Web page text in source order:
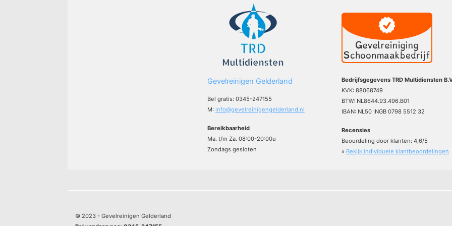
Gevelreinigen Gelderland
Bel gratis: 0345-247155
M: info@gevelreinigengelderland.nl
Bereikbaarheid
Ma. t/m Za. 08:00-20:00u
Zondags gesloten
Bedrijfsgegevens TRD Multidiensten
KVK: 88068749
BTW: NL8644.93.496.B01
IBAN: NL50 INGB 0798 5512 32
Recensies
Beoordeling door klanten: 4,6/5
» Bekijk individuele klantbeoordelingen
© 2023 - Gevelreinigen Gelderland